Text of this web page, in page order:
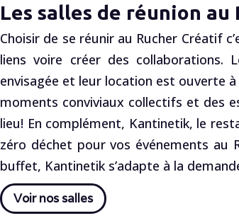
Les salles de réunion au
Choisir de se réunir au Rucher Créatif
liens voire créer des collaborations.
envisagée et leur location est ouverte
moments conviviaux collectifs et des
lieu! En complément, Kantinetik, le
zéro déchet pour vos événements au
buffet, Kantinetik s’adapte à la
Voir nos salles